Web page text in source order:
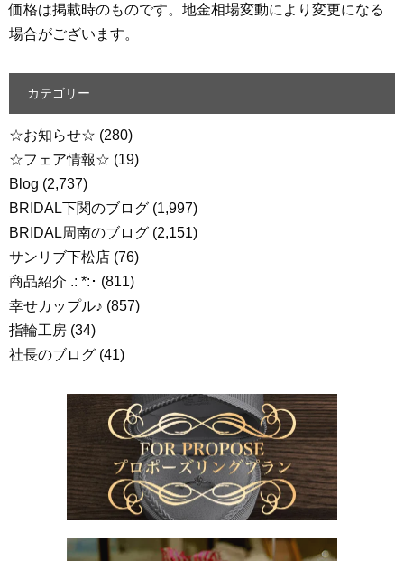
価格は掲載時のものです。地金相場変動により変更になる
場合がございます。
カテゴリー
☆お知らせ☆ (280)
☆フェア情報☆ (19)
Blog (2,737)
BRIDAL下関のブログ (1,997)
BRIDAL周南のブログ (2,151)
サンリブ下松店 (76)
商品紹介 .: *:･ (811)
幸せカップル♪ (857)
指輪工房 (34)
社長のブログ (41)